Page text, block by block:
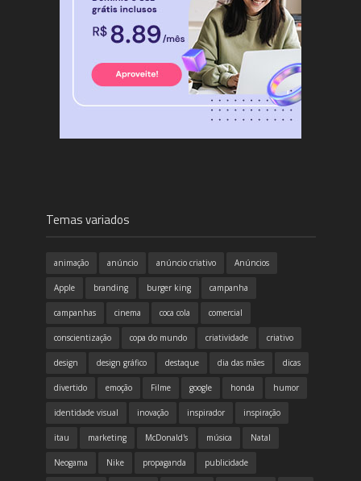
Temas variados
animação anúncio anúncio criativo Anúncios
Apple branding burger king campanha
campanhas cinema coca cola comercial
conscientização copa do mundo criatividade criativo
design design gráfico destaque dia das mães dicas
divertido emoção Filme google honda humor
identidade visual inovação inspirador inspiração
itau marketing McDonald's música Natal
Neogama Nike propaganda publicidade